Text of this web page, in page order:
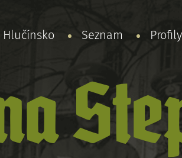
Hlučínsko Seznam